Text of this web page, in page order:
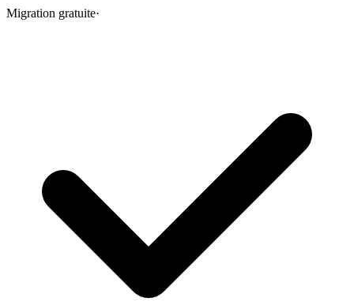
Migration gratuite·